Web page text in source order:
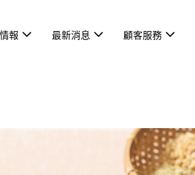
報 最新消息 顧客服務